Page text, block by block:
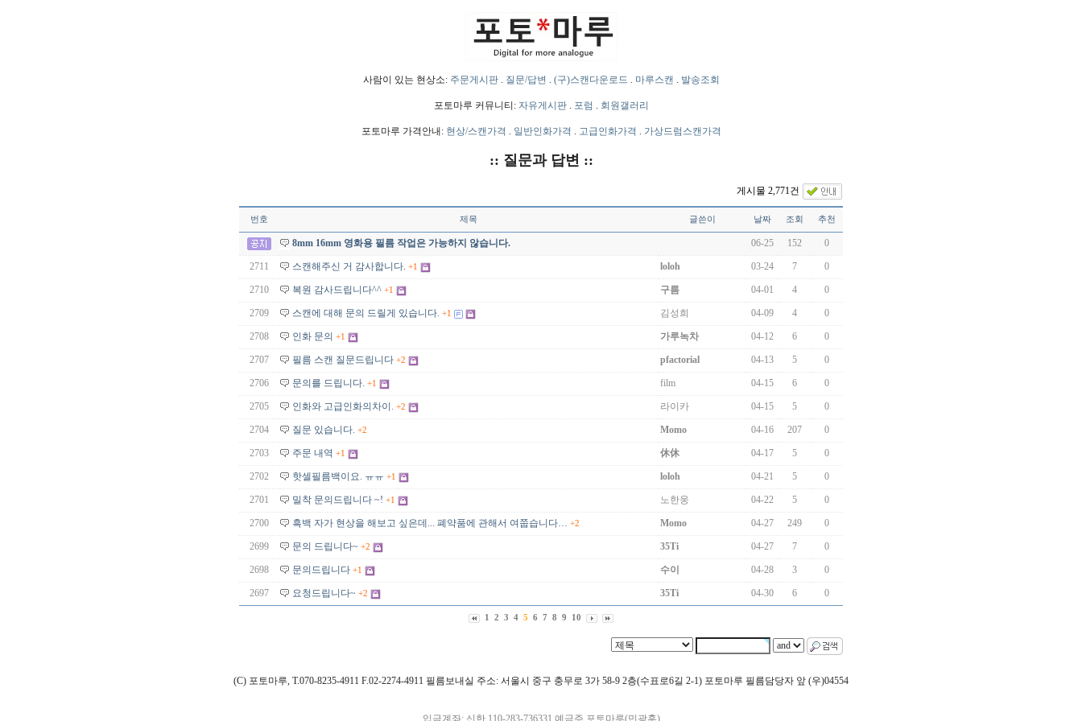
사람이 있는 현상소: 주문게시판. 질문/답변 . (구)스캔다운로드 . 마루스캔 . 발송조회
포토마루 커뮤니티: 자유게시판. 포럼 . 회원갤러리
포토마루 가격안내: 현상/스캔가격 . 일반인화가격 . 고급인화가격 . 가상드럼스캔가격
:: 질문과 답변 ::
게시물 2,771건
번호 제목 글쓴이 날짜 조회 추천
8mm 16mm 영화용 필름 작업은 가능하지 않습니다. 06-25 152 0
2711 스캔해주신 거 감사합니다. +1 loloh 03-24 7 0
2710 복원 감사드립니다^^ +1 구름 04-01 4 0
2709 스캔에 대해 문의 드릴게 있습니다. +1 김성희 04-09 4 0
2708 인화 문의 +1 가루녹차 04-12 6 0
2707 필름 스캔 질문드립니다 +2 pfactorial 04-13 5 0
2706 문의를 드립니다. +1 film 04-15 6 0
2705 인화와 고급인화의차이. +2 라이카 04-15 5 0
2704 질문 있습니다. +2 Momo 04-16 207 0
2703 주문 내역 +1 休休 04-17 5 0
2702 핫셀필름백이요. ㅠㅠ +1 loloh 04-21 5 0
2701 밀착 문의드립니다 ~! +1 노한웅 04-22 5 0
2700 흑백 자가 현상을 해보고 싶은데... 폐약품에 관해서 여쭙습니다… +2 Momo 04-27 249 0
2699 문의 드립니다~ +2 35Ti 04-27 7 0
2698 문의드립니다 +1 수이 04-28 3 0
2697 요청드립니다~ +2 35Ti 04-30 6 0
1 2 3 4 5 6 7 8 9 10
(C) 포토마루, T.070-8235-4911 F.02-2274-4911 필름보내실 주소: 서울시 중구 충무로 3가 58-9 2층(수표로6길 2-1) 포토마루 필름담당자 앞 (우)04554
입금계좌: 신한 110-283-736331 예금주 포토마루(민광훈)